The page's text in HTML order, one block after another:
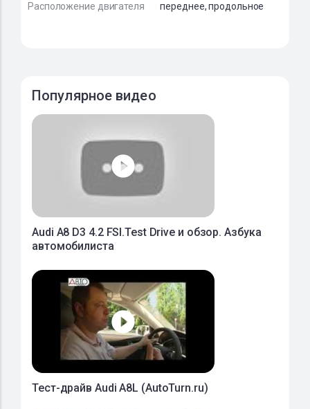
Расположение двигателя переднее, продольное
Популярное видео
Audi A8 D3 4.2 FSI.Test Drive и обзор. Азбука
автомобилиста
Тест-драйв Audi A8L (AutoTurn.ru)